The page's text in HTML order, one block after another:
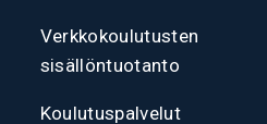
Verkkokoulutusten
sisällöntuotanto
Koulutuspalvelut